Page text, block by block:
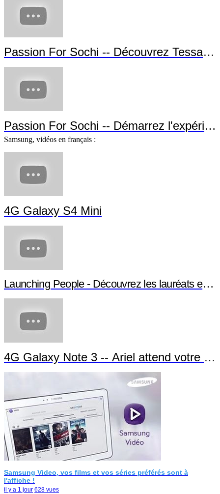
Passion For Sochi -- Découvrez Tessa
Passion For Sochi -- Démarrez
Samsung, vidéos en français :
4G Galaxy S4 Mini
Launching People - Découvrez les lauréats et
4G Galaxy Note 3 -- Ariel attend votre
Samsung Video, vos films et vos séries préférés sont à
l'affiche !
il y a 1 jour 628 vues